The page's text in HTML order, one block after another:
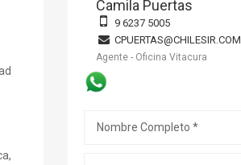
Camila Puertas
9 6237 5005
CPUERTAS@CHILESIR.COM
Agente - Oficina Vitacura